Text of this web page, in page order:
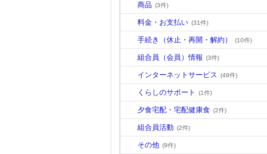
商品 (3件)
料金・お支払い (31件)
手続き（休止・再開・解約） (10件)
組合員（会員）情報 (3件)
インターネットサービス (49件)
くらしのサポート (1件)
夕食宅配・宅配健康食 (2件)
組合員活動 (2件)
その他 (9件)